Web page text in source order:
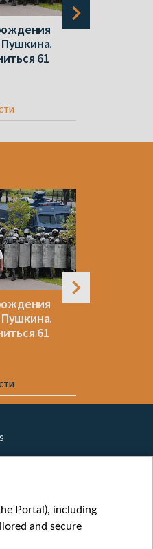
61
61
Portal), including
and secure